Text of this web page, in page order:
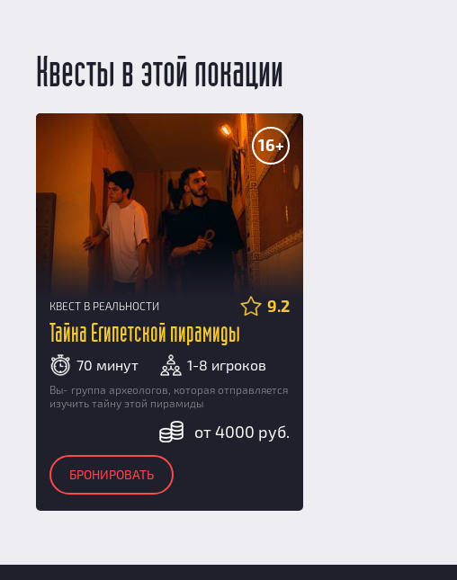
Квесты в этой локации
16+
КВЕСТ В РЕАЛЬНОСТИ 9.2
Тайна Египетской пирамиды
70 минут 1-8 игроков
Вы- группа археологов, которая отправляется
изучить тайну этой пирамиды
от 4000 руб.
БРОНИРОВАТЬ